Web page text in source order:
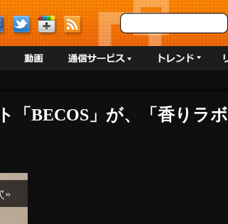
「BECOS」が、「香りラボ
»